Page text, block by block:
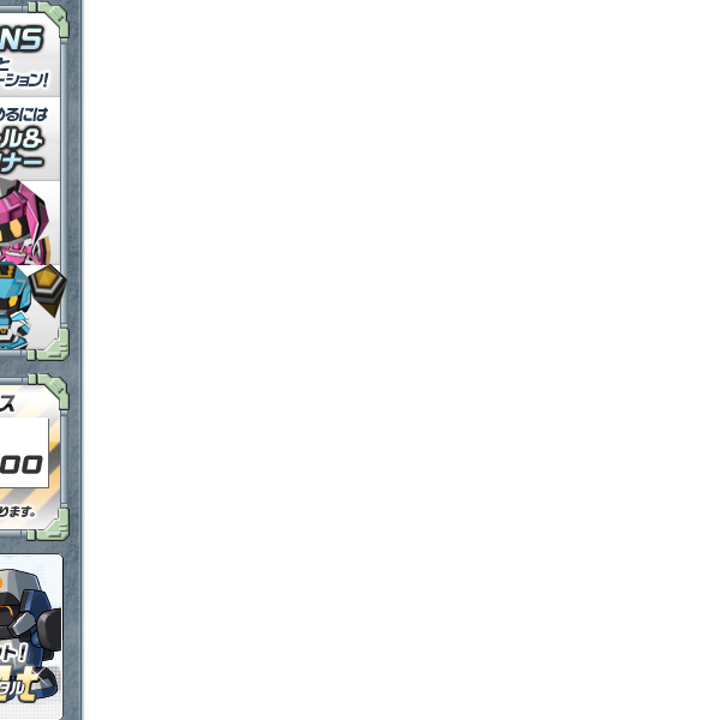
「鋼鉄戦記Ｃ２１」ＳＮＳ
メタル購入ガイドはこちらから
ポイント感覚で有料通貨をゲット！｜フリーMt